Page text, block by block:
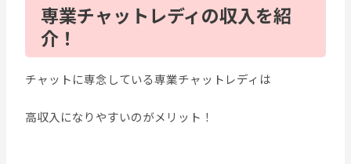
専業チャットレディの収入を紹
介！
チャットに専念している専業チャットレディは
高収入になりやすいのがメリット！